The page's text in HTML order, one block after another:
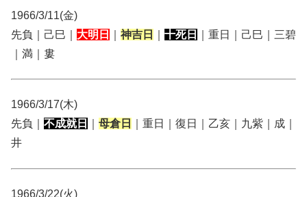
1966/3/11(金)
先負｜己巳｜ 大明日 神吉日 十死日
｜重日｜己巳｜三碧
｜満｜婁
1966/3/17(木)
先負｜ 不成就日 母倉日
｜重日｜復日｜乙亥｜九紫｜成｜
井
1966/3/22(火)